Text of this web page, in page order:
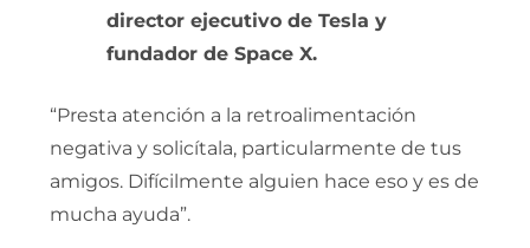
director ejecutivo de Tesla y
fundador de Space X.
“Presta atención a la retroalimentación
negativa y solicítala, particularmente de tus
amigos. Difícilmente alguien hace eso y es de
mucha ayuda”.